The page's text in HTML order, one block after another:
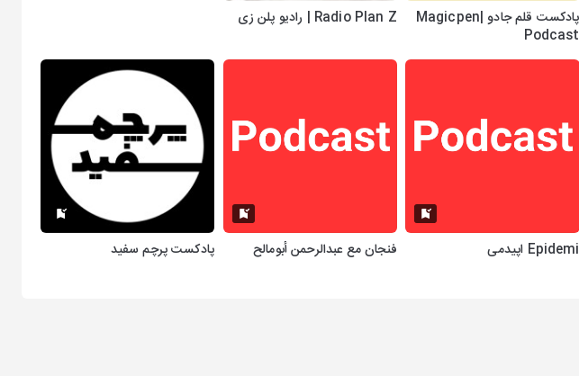
پادکست قلم جادو |Magicpen
Podcast
Radio Plan Z | رادیو پلن زی
Epidemi اپیدمی فنجان مع عبدالرحمن أبومالح پادکست پرچم سفید